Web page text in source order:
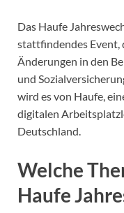
Das Haufe
stattfindendes Event,
Änderungen in den
und
wird es von Haufe,
digitalen
Deutschland.
Welche
Haufe